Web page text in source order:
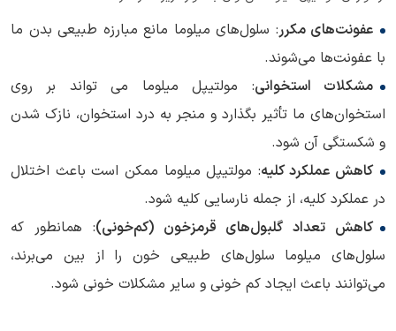
عفونت‌های مکرر: سلول‌های میلوما مانع مبارزه طبیعی بدن ما
با عفونت‌ها می‌شوند.
مشکلات استخوانی: مولتیپل میلوما می تواند بر روی
استخوان‌های ما تأثیر بگذارد و منجر به درد استخوان، نازک شدن
و شکستگی آن شود.
کاهش عملکرد کلیه: مولتیپل میلوما ممکن است باعث اختلال
در عملکرد کلیه، از جمله نارسایی کلیه شود.
کاهش تعداد گلبول‌های قرمزخون (کم‌خونی): همانطور که
سلول‌های میلوما سلول‌های طبیعی خون را از بین می‌برند،
می‌توانند باعث ایجاد کم خونی و سایر مشکلات خونی شود.